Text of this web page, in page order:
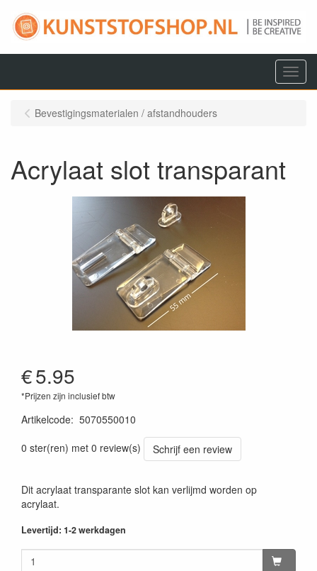
Menu
Bevestigingsmaterialen / afstandhouders
Acrylaat slot transparant
€5.95
*Prijzen zijn inclusief btw
Artikelcode: 5070550010
0 ster(ren) met 0 review(s)
Schrijf een review
Dit acrylaat transparante slot kan verlijmd worden op
acrylaat.
Levertijd: 1-2 werkdagen